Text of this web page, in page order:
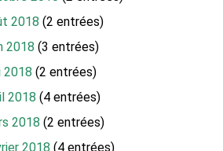
2018 (2 entrées)
2018 (3 entrées)
2018 (2 entrées)
2018 (4 entrées)
2018 (2 entrées)
2018 (4 entrées)